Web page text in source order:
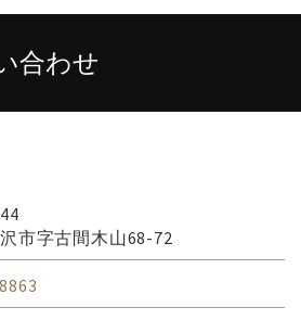
合わせ
市字古間木山68-72